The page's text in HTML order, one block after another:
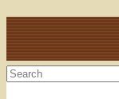
Alte Rezepte online